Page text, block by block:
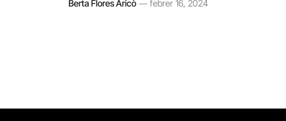
Berta Flores Aricò febrer 16, 2024